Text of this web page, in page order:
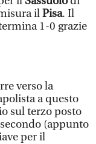
ilPisa. Il
1-0 grazie
verso la
a questo
sul terzo posto
(appunto
per il